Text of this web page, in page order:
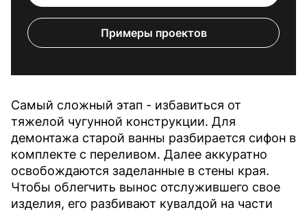
Примеры проектов
Самый сложный этап - избавиться от
тяжелой чугунной конструкции. Для
демонтажа старой ванны разбирается сифон в
комплекте с переливом. Далее аккуратно
освобождаются заделанные в стены края.
Чтобы облегчить вынос отслужившего свое
изделия, его разбивают кувалдой на части